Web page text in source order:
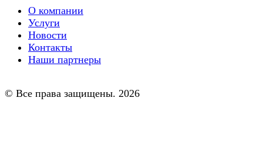
О компании
Услуги
Новости
Контакты
Наши партнеры
© Все права защищены. 2026